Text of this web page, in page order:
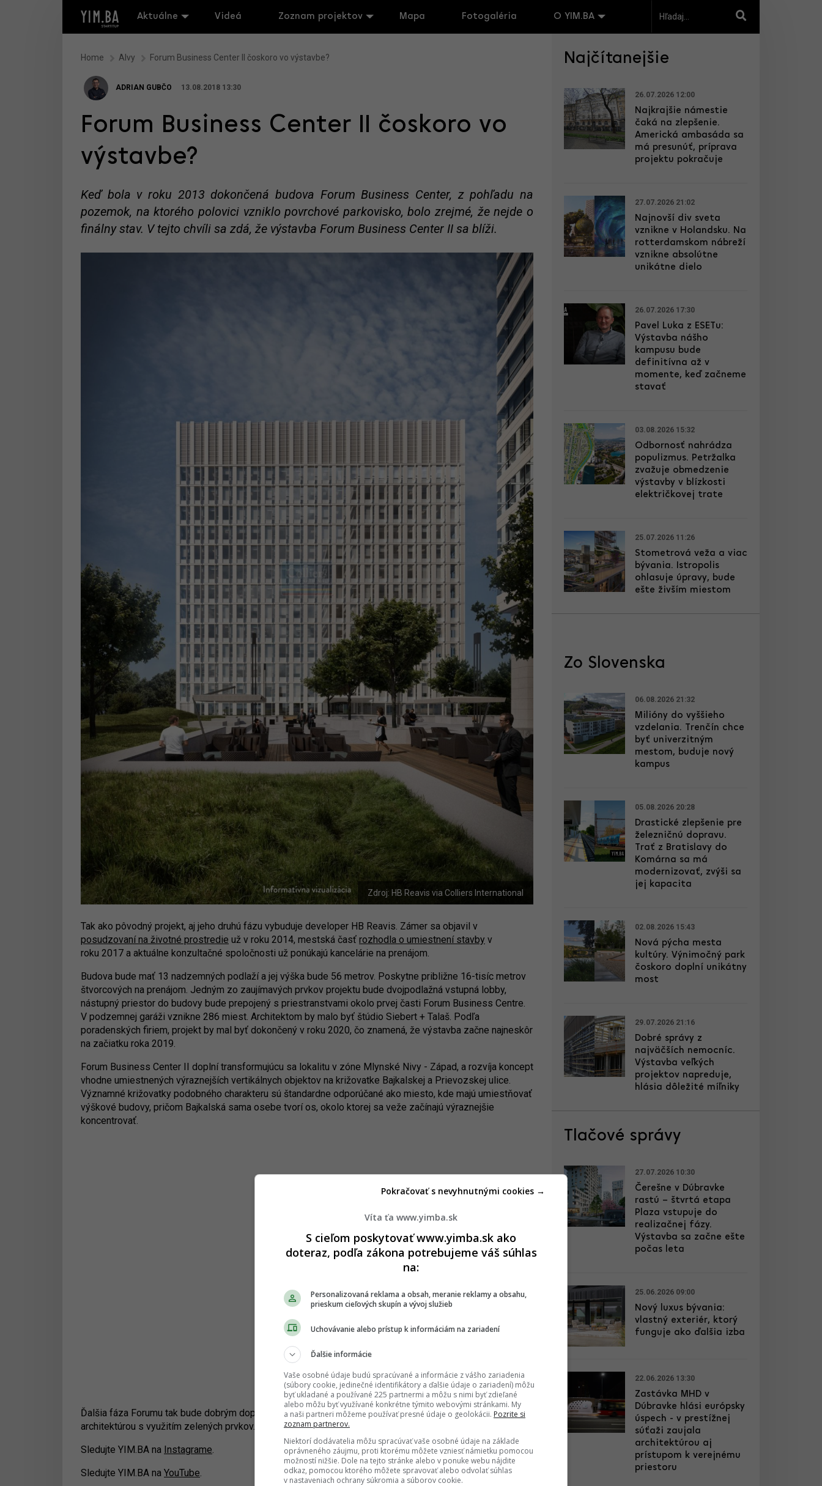
Aktuálne Videá Zoznam projektov Mapa Fotogaléria O YIM.BA
Home Alvy Forum Business Center II čoskoro vo výstavbe?
ADRIAN GUBČO 13.08.2018 13:30
Forum Business Center II čoskoro vo
výstavbe?
Keď bola v roku 2013 dokončená budova Forum Business Center, z pohľadu na
pozemok, na ktorého polovici vzniklo povrchové parkovisko, bolo zrejmé, že nejde o
finálny stav. V tejto chvíli sa zdá, že výstavba Forum Business Center II sa blíži.
Zdroj: HB Reavis via Colliers International
Tak ako pôvodný projekt, aj jeho druhú fázu vybuduje developer HB Reavis. Zámer sa objavil v
posudzovaní na životné prostredie už v roku 2014, mestská časť rozhodla o umiestnení stavby v
roku 2017 a aktuálne konzultačné spoločnosti už ponúkajú kancelárie na prenájom.
Budova bude mať 13 nadzemných podlaží a jej výška bude 56 metrov. Poskytne približne 16-tisíc metrov
štvorcových na prenájom. Jedným zo zaujímavých prvkov projektu bude dvojpodlažná vstupná lobby,
nástupný priestor do budovy bude prepojený s priestranstvami okolo prvej časti Forum Business Centre.
V podzemnej garáži vznikne 286 miest. Architektom by malo byť štúdio Siebert + Talaš. Podľa
poradenských firiem, projekt by mal byť dokončený v roku 2020, čo znamená, že výstavba začne najneskôr
na začiatku roka 2019.
Forum Business Center II doplní transformujúcu sa lokalitu v zóne Mlynské Nivy - Západ, a rozvíja koncept
vhodne umiestnených výraznejších vertikálnych objektov na križovatke Bajkalskej a Prievozskej ulice.
Významné križovatky podobného charakteru sú štandardne odporúčané ako miesto, kde majú umiestňovať
výškové budovy, pričom Bajkalská sama osebe tvorí os, okolo ktorej sa veže začínajú výraznejšie
koncentrovať.
Ďalšia fáza Forumu tak bude dobrým doplnkom do tejto lokality, pričom sa nestratí ani svojou súčasnou
architektúrou s využitím zelených prvkov.
Sledujte YIM.BA na Instagrame.
Sledujte YIM.BA na YouTube.
Najčítanejšie
26.07.2026 12:00
Najkrajšie námestie
čaká na zlepšenie.
Americká ambasáda sa
má presunúť, príprava
projektu pokračuje
27.07.2026 21:02
Najnovší div sveta
vznikne v Holandsku. Na
rotterdamskom nábreží
vznikne absolútne
unikátne dielo
26.07.2026 17:30
Pavel Luka z ESETu:
Výstavba nášho
kampusu bude
definitívna až v
momente, keď začneme
stavať
03.08.2026 15:32
Odbornosť nahrádza
populizmus. Petržalka
zvažuje obmedzenie
výstavby v blízkosti
električkovej trate
25.07.2026 11:26
Stometrová veža a viac
bývania. Istropolis
ohlasuje úpravy, bude
ešte živším miestom
Zo Slovenska
06.08.2026 21:32
Milióny do vyššieho
vzdelania. Trenčín chce
byť univerzitným
mestom, buduje nový
kampus
05.08.2026 20:28
Drastické zlepšenie pre
železničnú dopravu.
Trať z Bratislavy do
Komárna sa má
modernizovať, zvýši sa
jej kapacita
02.08.2026 15:43
Nová pýcha mesta
kultúry. Výnimočný park
čoskoro doplní unikátny
most
29.07.2026 21:16
Dobré správy z
najväčších nemocníc.
Výstavba veľkých
projektov napreduje,
hlásia dôležité míľniky
Tlačové správy
27.07.2026 10:30
Čerešne v Dúbravke
rastú – štvrtá etapa
Plaza vstupuje do
realizačnej fázy.
Výstavba sa začne ešte
počas leta
25.06.2026 09:00
Nový luxus bývania:
vlastný exteriér, ktorý
funguje ako ďalšia izba
22.06.2026 13:30
Zastávka MHD v
Dúbravke hlási európsky
úspech - v prestížnej
súťaži zaujala
architektúrou aj
prístupom k verejnému
priestoru
Víta ťa www.yimba.sk
S cieľom poskytovať www.yimba.sk ako
doteraz, podľa zákona potrebujeme váš súhlas
na:
Personalizovaná reklama a obsah, meranie reklamy a obsahu,
prieskum cieľových skupín a vývoj služieb
Uchovávanie alebo prístup k informáciám na zariadení
Ďalšie informácie
Vaše osobné údaje budú spracúvané a informácie z vášho zariadenia
(súbory cookie, jedinečné identifikátory a ďalšie údaje o zariadení) môžu
byť ukladané a používané 225 partnermi a môžu s nimi byť zdieľané
alebo môžu byť využívané konkrétne týmito webovými stránkami. My
a naši partneri môžeme používať presné údaje o geolokácii. Pozrite si
zoznam partnerov.
Niektorí dodávatelia môžu spracúvať vaše osobné údaje na základe
oprávneného záujmu, proti ktorému môžete vzniesť námietku pomocou
možností nižšie. Dole na tejto stránke alebo v ponuke webu nájdite
odkaz, pomocou ktorého môžete spravovať alebo odvolať súhlas
v nastaveniach ochrany súkromia a súborov cookie.
Pokračovať s nevyhnutnými cookies →